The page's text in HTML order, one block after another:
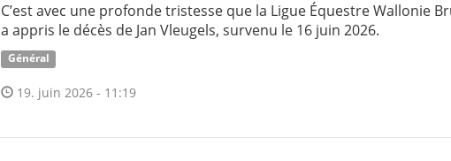
C’est avec une profonde tristesse que la Ligue Équestre Wallonie
a appris le décès de Jan Vleugels, survenu le 16 juin 2026.
Général
19. juin 2026 - 11:19